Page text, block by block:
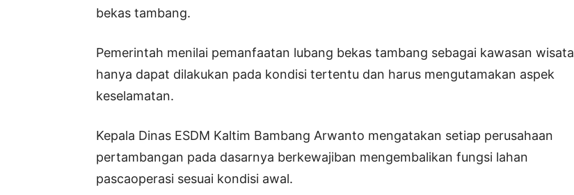
bekas tambang.
Pemerintah menilai pemanfaatan lubang bekas tambang sebagai kawasan wisata
hanya dapat dilakukan pada kondisi tertentu dan harus mengutamakan aspek
keselamatan.
Kepala Dinas ESDM Kaltim Bambang Arwanto mengatakan setiap perusahaan
pertambangan pada dasarnya berkewajiban mengembalikan fungsi lahan
pascaoperasi sesuai kondisi awal.